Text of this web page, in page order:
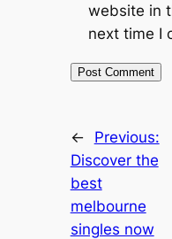
website in
next time I
←
Previous:
Discover the
best
melbourne
singles now